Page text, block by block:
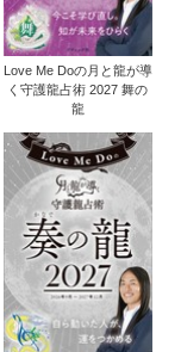
Love Me Doの月と龍が導
く守護龍占術 2027 舞の
龍